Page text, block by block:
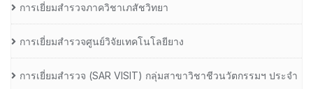
การเยี่ยมสำรวจภาควิชาเภสัชวิทยา
การเยี่ยมสำรวจศูนย์วิจัยเทคโนโลยียาง
การเยี่ยมสํารวจ (SAR VISIT) กลุ่มสาขาวิชาชีวนวัตกรรมฯ ประจํา